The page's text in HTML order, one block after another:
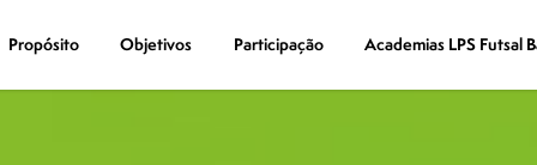
Propósito Objetivos Participação Academias LPS Futsal
Propósito Objetivos Participação Academias LPS Futsal